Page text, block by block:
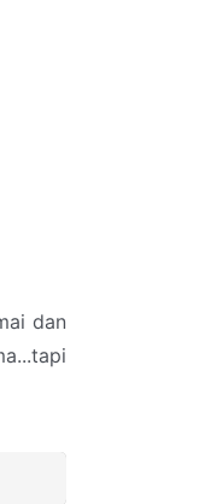
dan